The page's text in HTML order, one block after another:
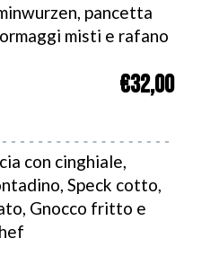
pancetta
misti e rafano
€32,00
con cinghiale,
Speck cotto,
Gnocco fritto e